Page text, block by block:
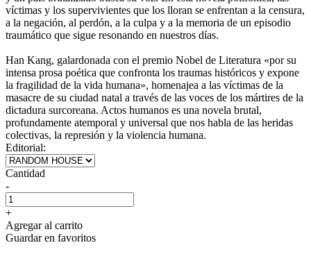
víctimas y los supervivientes que los lloran se enfrentan a la censura,
a la negación, al perdón, a la culpa y a la memoria de un episodio
traumático que sigue resonando en nuestros días.
Han Kang, galardonada con el premio Nobel de Literatura «por su
intensa prosa poética que confronta los traumas históricos y expone
la fragilidad de la vida humana», homenajea a las víctimas de la
masacre de su ciudad natal a través de las voces de los mártires de la
dictadura surcoreana. Actos humanos es una novela brutal,
profundamente atemporal y universal que nos habla de las heridas
colectivas, la represión y la violencia humana.
Editorial:
Cantidad
-
+
Agregar al carrito
Guardar en favoritos